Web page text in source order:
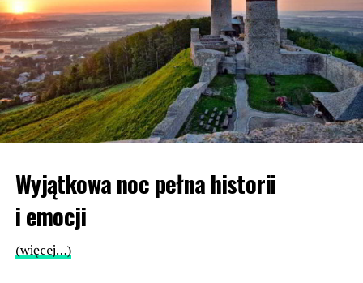
Wyjątkowa noc pełna historii
i emocji
(więcej…)